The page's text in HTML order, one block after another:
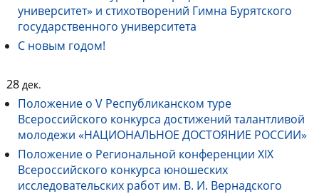
университет» и стихотворений Гимна Бурятского
государственного университета
С новым годом!
28 дек.
Положение о V Республиканском туре
Всероссийского конкурса достижений талантливой
молодежи «НАЦИОНАЛЬНОЕ ДОСТОЯНИЕ РОССИИ»
Положение о Региональной конференции XIX
Всероссийского конкурса юношеских
исследовательских работ им. В. И. Вернадского